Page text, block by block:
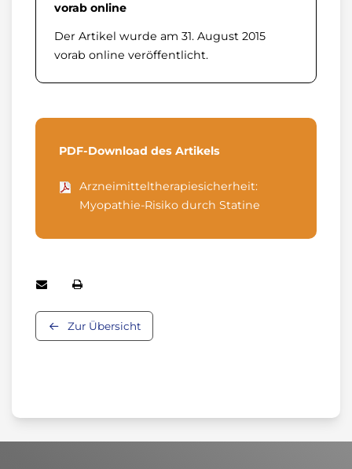
vorab online
Der Artikel wurde am 31. August 2015
vorab online veröffentlicht.
PDF-Download des Artikels
Arzneimitteltherapiesicherheit:
Myopathie-Risiko durch Statine
Zur Übersicht